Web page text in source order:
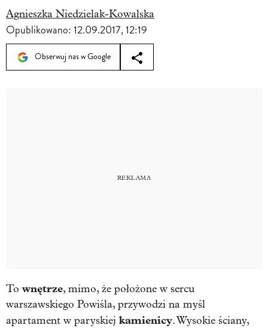
Agnieszka Niedzielak-Kowalska
Opublikowano:12.09.2017, 12:19
Obserwuj nas w Google
To wnętrze, mimo, że położone w sercu
warszawskiego Powiśla, przywodzi na myśl
apartament w paryskiej kamienicy. Wysokie ściany,